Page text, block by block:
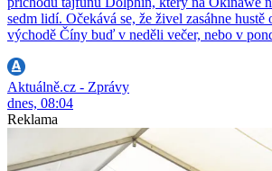
sedm lidí. Očekává se, že živel zasáhne hustě
východě Číny buď v neděli večer, nebo v
Aktuálně.cz - Zprávy
dnes, 08:04
Reklama